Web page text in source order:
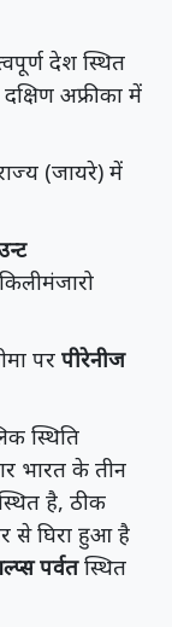
देश स्थित
अफ्रीका में
(जायरे) में
पर पीरेनीज
स्थिति
भारत के तीन
है, ठीक
से घिरा हुआ है
पर्वतस्थित